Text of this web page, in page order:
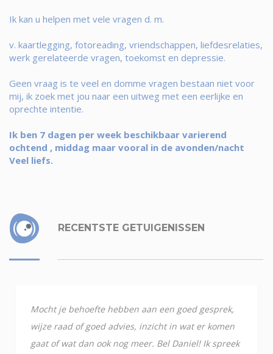
Ik kan u helpen met vele vragen d. m.
v. kaartlegging, fotoreading, vriendschappen, liefdesrelaties,
werk gerelateerde vragen, toekomst en depressie.
Geen vraag is te veel en domme vragen bestaan niet voor
mij, ik zoek met jou naar een uitweg met een eerlijke en
oprechte intentie.
Ik ben 7 dagen per week beschikbaar varierend
ochtend , middag maar vooral in de avonden/nacht
Veel liefs.
RECENTSTE GETUIGENISSEN
Mocht je behoefte hebben aan een goed gesprek,
wijze raad of goed advies, inzicht in wat er komen
gaat of wat dan ook nog meer. Bel Daniel! Ik spreek